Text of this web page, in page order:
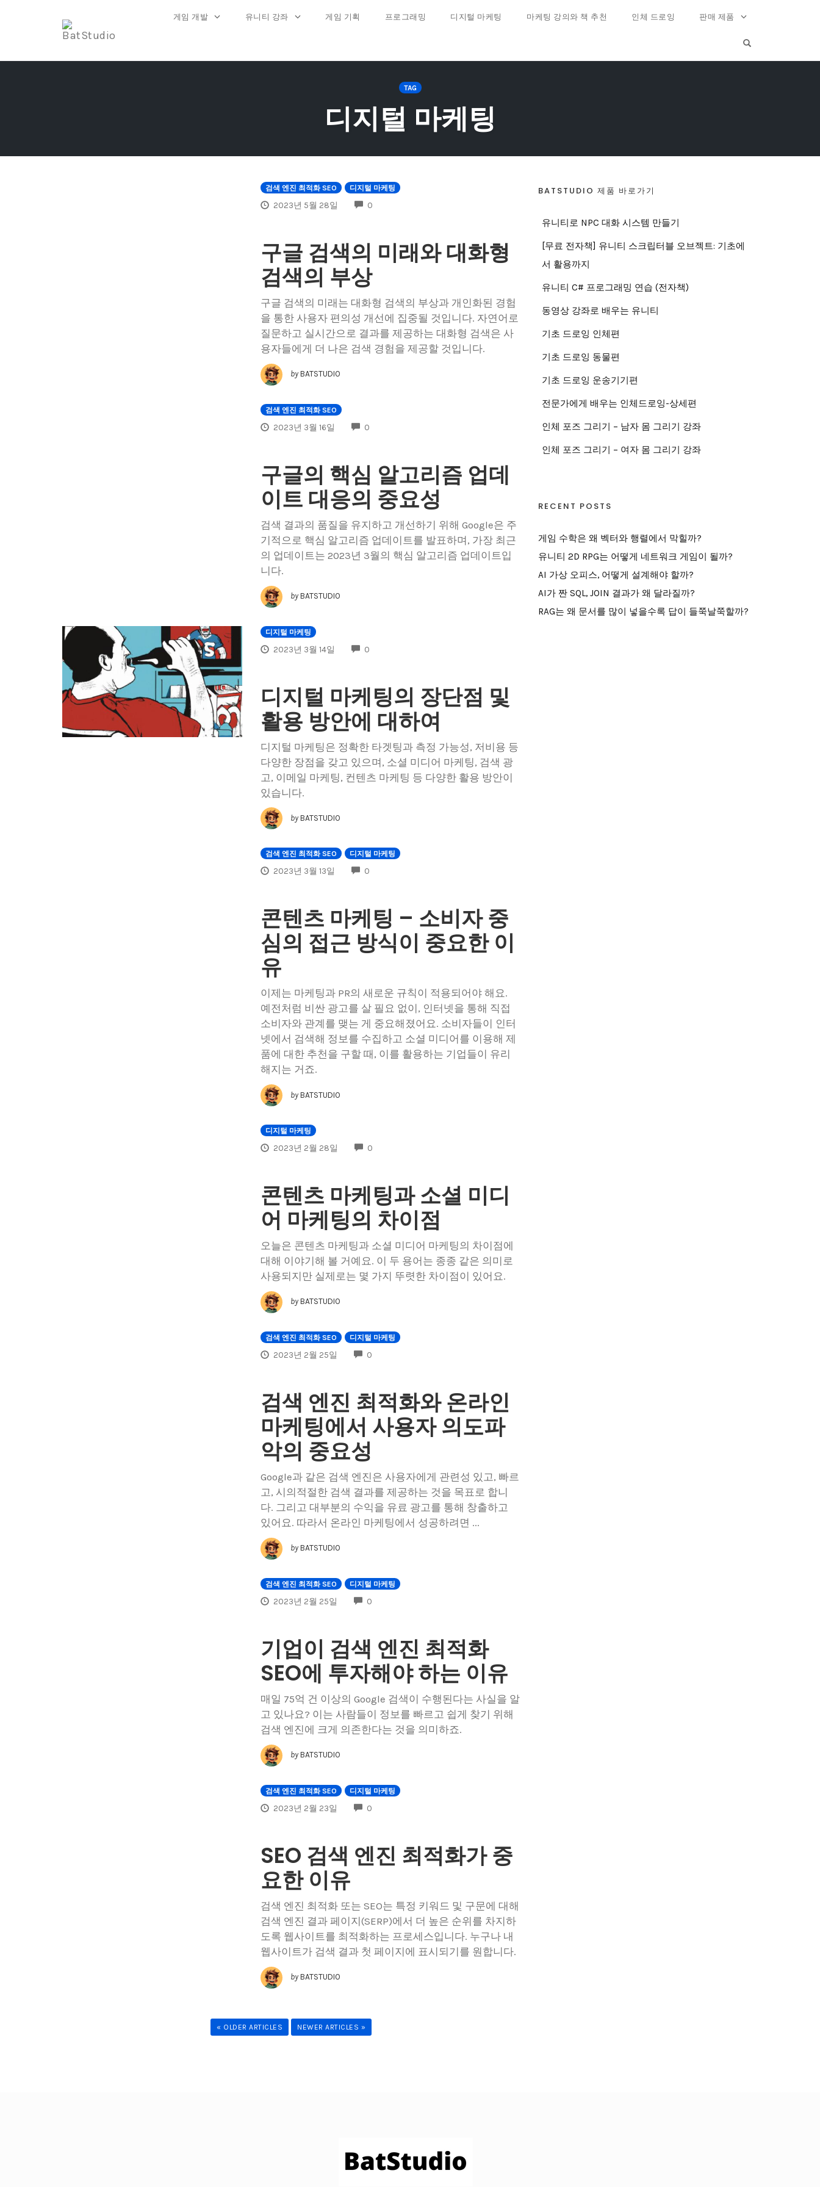
게임 개발 유니티 강좌 게임 기획 프로그래밍 디지털 마케팅 마케팅 강의와 책 추천 인체 드로잉 판매 제품
OPEN SEARCH
TAG
디지털 마케팅
검색 엔진 최적화 SEO 디지털 마케팅
2023년 5월 28일 0COMMENTS
구글 검색의 미래와 대화형
검색의 부상
구글 검색의 미래는 대화형 검색의 부상과 개인화된 경험
을 통한 사용자 편의성 개선에 집중될 것입니다. 자연어로
질문하고 실시간으로 결과를 제공하는 대화형 검색은 사
용자들에게 더 나은 검색 경험을 제공할 것입니다.
by BATSTUDIO
검색 엔진 최적화 SEO
2023년 3월 16일 0COMMENTS
구글의 핵심 알고리즘 업데
이트 대응의 중요성
검색 결과의 품질을 유지하고 개선하기 위해 Google은 주
기적으로 핵심 알고리즘 업데이트를 발표하며, 가장 최근
의 업데이트는 2023년 3월의 핵심 알고리즘 업데이트입
니다.
by BATSTUDIO
디지털 마케팅
2023년 3월 14일 0COMMENTS
디지털 마케팅의 장단점 및
활용 방안에 대하여
디지털 마케팅은 정확한 타겟팅과 측정 가능성, 저비용 등
다양한 장점을 갖고 있으며, 소셜 미디어 마케팅, 검색 광
고, 이메일 마케팅, 컨텐츠 마케팅 등 다양한 활용 방안이
있습니다.
by BATSTUDIO
검색 엔진 최적화 SEO 디지털 마케팅
2023년 3월 13일 0COMMENTS
콘텐츠 마케팅 – 소비자 중
심의 접근 방식이 중요한 이
유
이제는 마케팅과 PR의 새로운 규칙이 적용되어야 해요.
예전처럼 비싼 광고를 살 필요 없이, 인터넷을 통해 직접
소비자와 관계를 맺는 게 중요해졌어요. 소비자들이 인터
넷에서 검색해 정보를 수집하고 소셜 미디어를 이용해 제
품에 대한 추천을 구할 때, 이를 활용하는 기업들이 유리
해지는 거죠.
by BATSTUDIO
디지털 마케팅
2023년 2월 28일 0COMMENTS
콘텐츠 마케팅과 소셜 미디
어 마케팅의 차이점
오늘은 콘텐츠 마케팅과 소셜 미디어 마케팅의 차이점에
대해 이야기해 볼 거예요. 이 두 용어는 종종 같은 의미로
사용되지만 실제로는 몇 가지 뚜렷한 차이점이 있어요.
by BATSTUDIO
검색 엔진 최적화 SEO 디지털 마케팅
2023년 2월 25일 0COMMENTS
검색 엔진 최적화와 온라인
마케팅에서 사용자 의도파
악의 중요성
Google과 같은 검색 엔진은 사용자에게 관련성 있고, 빠르
고, 시의적절한 검색 결과를 제공하는 것을 목표로 합니
다. 그리고 대부분의 수익을 유료 광고를 통해 창출하고
있어요. 따라서 온라인 마케팅에서 성공하려면 ...
by BATSTUDIO
검색 엔진 최적화 SEO 디지털 마케팅
2023년 2월 25일 0COMMENTS
기업이 검색 엔진 최적화
SEO에 투자해야 하는 이유
매일 75억 건 이상의 Google 검색이 수행된다는 사실을 알
고 있나요? 이는 사람들이 정보를 빠르고 쉽게 찾기 위해
검색 엔진에 크게 의존한다는 것을 의미하죠.
by BATSTUDIO
검색 엔진 최적화 SEO 디지털 마케팅
2023년 2월 23일 0COMMENTS
SEO 검색 엔진 최적화가 중
요한 이유
검색 엔진 최적화 또는 SEO는 특정 키워드 및 구문에 대해
검색 엔진 결과 페이지(SERP)에서 더 높은 순위를 차지하
도록 웹사이트를 최적화하는 프로세스입니다. 누구나 내
웹사이트가 검색 결과 첫 페이지에 표시되기를 원합니다.
by BATSTUDIO
« OLDER ARTICLES NEWER ARTICLES »
BATSTUDIO 제품 바로가기
유니티로 NPC 대화 시스템 만들기
[무료 전자책] 유니티 스크립터블 오브젝트: 기초에
서 활용까지
유니티 C# 프로그래밍 연습 (전자책)
동영상 강좌로 배우는 유니티
기초 드로잉 인체편
기초 드로잉 동물편
기초 드로잉 운송기기편
전문가에게 배우는 인체드로잉-상세편
인체 포즈 그리기 – 남자 몸 그리기 강좌
인체 포즈 그리기 – 여자 몸 그리기 강좌
RECENT POSTS
게임 수학은 왜 벡터와 행렬에서 막힐까?
유니티 2D RPG는 어떻게 네트워크 게임이 될까?
AI 가상 오피스, 어떻게 설계해야 할까?
AI가 짠 SQL, JOIN 결과가 왜 달라질까?
RAG는 왜 문서를 많이 넣을수록 답이 들쭉날쭉할까?